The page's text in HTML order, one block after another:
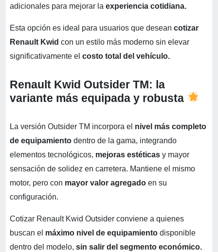
adicionales para mejorar la experiencia cotidiana.
Esta opción es ideal para usuarios que desean cotizar
Renault Kwid con un estilo más moderno sin elevar
significativamente el costo total del vehículo.
Renault Kwid Outsider TM: la
variante más equipada y robusta
La versión Outsider TM incorpora el nivel más completo
de equipamiento dentro de la gama, integrando
elementos tecnológicos, mejoras estéticas y mayor
sensación de solidez en carretera. Mantiene el mismo
motor, pero con mayor valor agregado en su
configuración.
Cotizar Renault Kwid Outsider conviene a quienes
buscan el máximo nivel de equipamiento disponible
dentro del modelo, sin salir del segmento económico.